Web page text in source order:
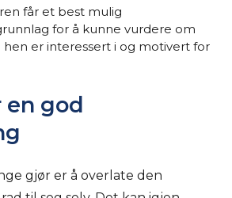
får et best mulig
for å kunne vurdere om
er interessert i og motivert for
en god
gjør er å overlate den